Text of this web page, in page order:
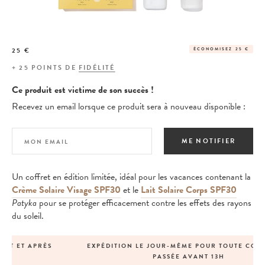
25 € ÉCONOMISEZ 25 €
+25 POINTS DE FIDÉLITÉ
Ce produit est victime de son succès !
Recevez un email lorsque ce produit sera à nouveau disponible :
ME NOTIFIER
Un coffret en édition limitée, idéal pour les vacances contenant la
Crème Solaire Visage SPF30 et le Lait Solaire Corps SPF30
Patykapour se protéger efficacement contre les effets des rayons
du soleil.
EXPÉDITION LE JOUR-MÊME POUR TOUTE COMMANDE
PASSÉE AVANT 13H